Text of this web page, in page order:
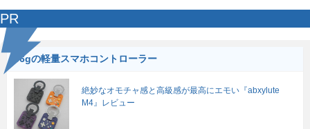
PR
56gの軽量スマホコントローラー
絶妙なオモチャ感と高級感が最高にエモい『abxylute
M4』レビュー